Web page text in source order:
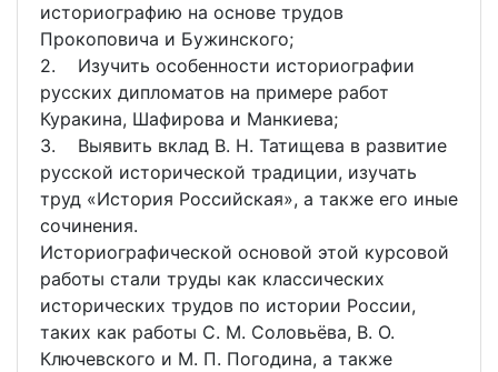
историографию на основе трудов
Прокоповича и Бужинского;
2. Изучить особенности историографии
русских дипломатов на примере работ
Куракина, Шафирова и Манкиева;
3. Выявить вклад В. Н. Татищева в развитие
русской исторической традиции, изучать
труд «История Российская», а также его иные
сочинения.
Историографической основой этой курсовой
работы стали труды как классических
исторических трудов по истории России,
таких как работы С. М. Соловьёва, В. О.
Ключевского и М. П. Погодина, а также